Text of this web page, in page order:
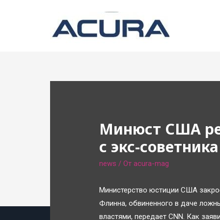
Минюст США
с экс-
news / От acura-mag
Министерство юстиции США
Флинна, обвиненного в даче
властями, передает CNN. Как